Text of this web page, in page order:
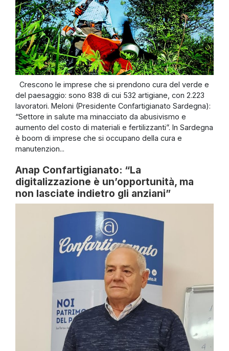
Crescono le imprese che si prendono cura del verde e
del paesaggio: sono 838 di cui 532 artigiane, con 2.223
lavoratori. Meloni (Presidente Confartigianato Sardegna):
“Settore in salute ma minacciato da abusivismo e
aumento del costo di materiali e fertilizzanti”. In Sardegna
è boom di imprese che si occupano della cura e
manutenzion...
Anap Confartigianato: “La
digitalizzazione è un’opportunità, ma
non lasciate indietro gli anziani”